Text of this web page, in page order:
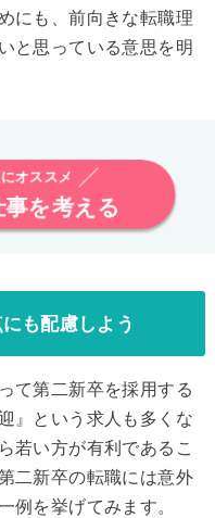
にも、前向きな転職理
と思っている意思を明
オススメ
を考える
も配慮しよう
て第二新卒を採用する
』という求人も多くな
若い方が有利であるこ
二新卒の転職には意外
例を挙げてみます。